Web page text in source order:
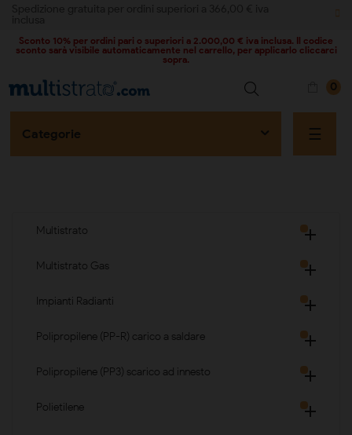
Sconto 10% per ordini pari o superiori a 2.000,00 € iva inclusa. Il codice
sconto sarà visibile automaticamente nel carrello, per applicarlo cliccarci
sopra.
0
Categorie ☰
Multistrato 
Multistrato Gas 
Impianti Radianti 
Polipropilene (PP-R) carico a saldare 
Polipropilene (PP3) scarico ad innesto 
Polietilene 